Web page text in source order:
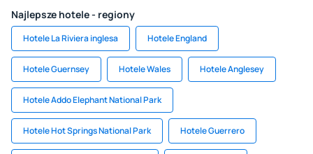
Najlepsze hotele - regiony
Hotele La Riviera inglesa Hotele England
Hotele Guernsey Hotele Wales Hotele Anglesey
Hotele Addo Elephant National Park
Hotele Hot Springs National Park Hotele Guerrero